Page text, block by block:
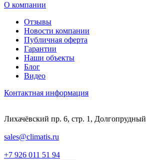
О компании
Отзывы
Новости компании
Публичная оферта
Гарантии
Наши объекты
Блог
Видео
Контактная информация
Лихачёвский пр. 6, стр. 1, Долгопрудный
sales@climatis.ru
+7 926 011 51 94